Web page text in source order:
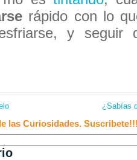
rápido con lo
y seguir
¿Sabías
las Curiosidades.